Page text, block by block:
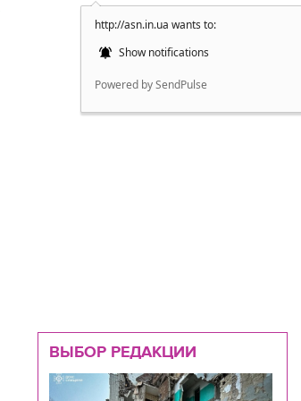
http://asn.in.ua wants to:
Show notifications
Powered by SendPulse
ВЫБОР РЕДАКЦИИ